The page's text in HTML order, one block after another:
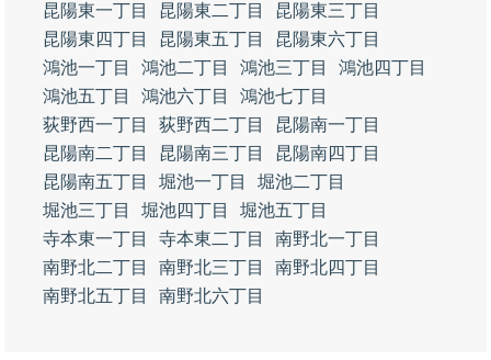
昆陽東一丁目
昆陽東二丁目
昆陽東三丁目
昆陽東四丁目
昆陽東五丁目
昆陽東六丁目
鴻池一丁目
鴻池二丁目 鴻池三丁目
鴻池四丁目
鴻池五丁目
鴻池六丁目
鴻池七丁目
荻野西一丁目
荻野西二丁目
昆陽南一丁目
昆陽南二丁目
昆陽南三丁目
昆陽南四丁目
昆陽南五丁目
堀池一丁目
堀池二丁目
堀池三丁目
堀池四丁目
堀池五丁目
寺本東一丁目
寺本東二丁目
南野北一丁目
南野北二丁目
南野北三丁目
南野北四丁目
南野北五丁目
南野北六丁目